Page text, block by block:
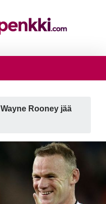
Wayne Rooney jää